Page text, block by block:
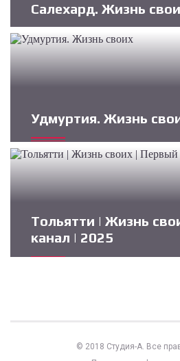
Салехард. Жизнь
Удмуртия. Жизнь
Тольятти | Жизнь
канал | 2025
© 2018 Студия-А. Все